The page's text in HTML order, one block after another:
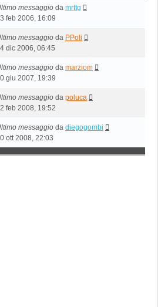
messaggio da mrttg
feb 2006, 16:09
messaggio da PPoli
dic 2006, 06:45
messaggio da marziom
giu 2007, 19:39
messaggio da poluca
feb 2008, 19:52
messaggio da diegogombi
ott 2008, 22:03